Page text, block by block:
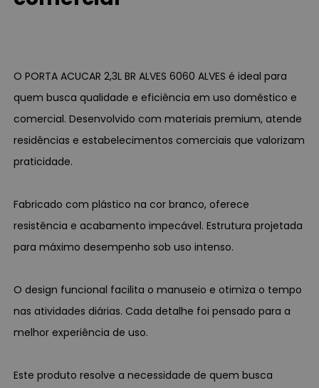
O PORTA ACUCAR 2,3L BR ALVES 6060 ALVES é ideal para
quem busca qualidade e eficiência em uso doméstico e
comercial. Desenvolvido com materiais premium, atende
residências e estabelecimentos comerciais que valorizam
praticidade.
Fabricado com plástico na cor branco, oferece
resistência e acabamento impecável. Estrutura projetada
para máximo desempenho sob uso intenso.
O design funcional facilita o manuseio e otimiza o tempo
nas atividades diárias. Cada detalhe foi pensado para a
melhor experiência de uso.
Este produto resolve a necessidade de quem busca